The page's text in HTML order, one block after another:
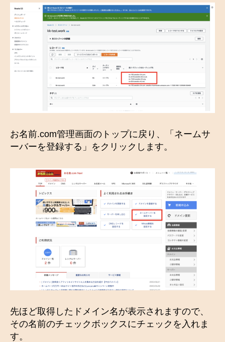
お名前.com管理画面のトップに戻り、「ネームサ
ーバーを登録する」をクリックします。
先ほど取得したドメイン名が表示されますので、
その名前のチェックボックスにチェックを入れま
す。